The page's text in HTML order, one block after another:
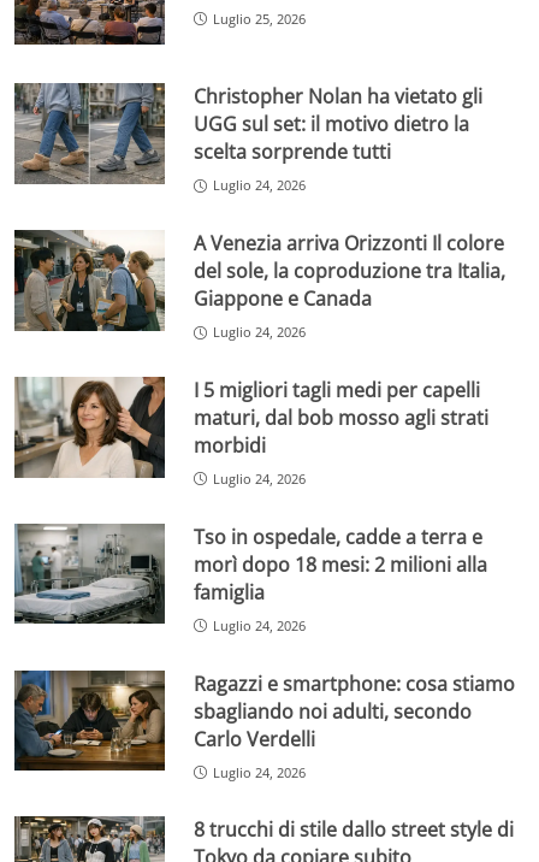
Luglio 25, 2026
Christopher Nolan ha vietato gli
UGG sul set: il motivo dietro la
scelta sorprende tutti
Luglio 24, 2026
A Venezia arriva Orizzonti Il colore
del sole, la coproduzione tra Italia,
Giappone e Canada
Luglio 24, 2026
I 5 migliori tagli medi per capelli
maturi, dal bob mosso agli strati
morbidi
Luglio 24, 2026
Tso in ospedale, cadde a terra e
morì dopo 18 mesi: 2 milioni alla
famiglia
Luglio 24, 2026
Ragazzi e smartphone: cosa stiamo
sbagliando noi adulti, secondo
Carlo Verdelli
Luglio 24, 2026
8 trucchi di stile dallo street style di